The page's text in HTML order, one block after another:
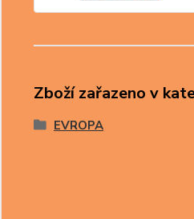
Zboží zařazeno v
EVROPA